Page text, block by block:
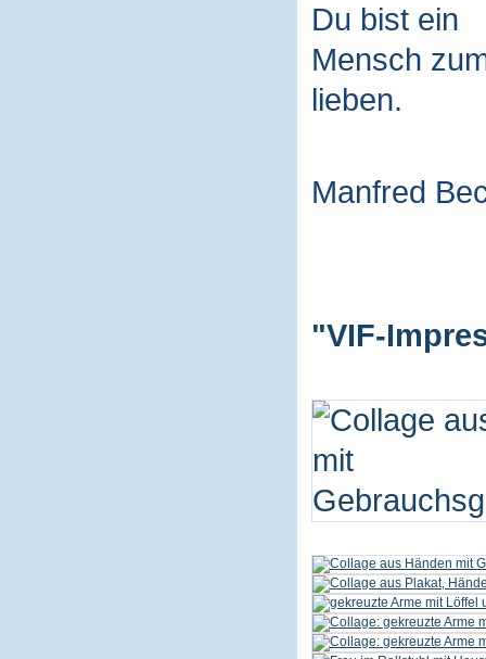
Du bist ein
Mensch
lieben.
Manfred
"VIF-